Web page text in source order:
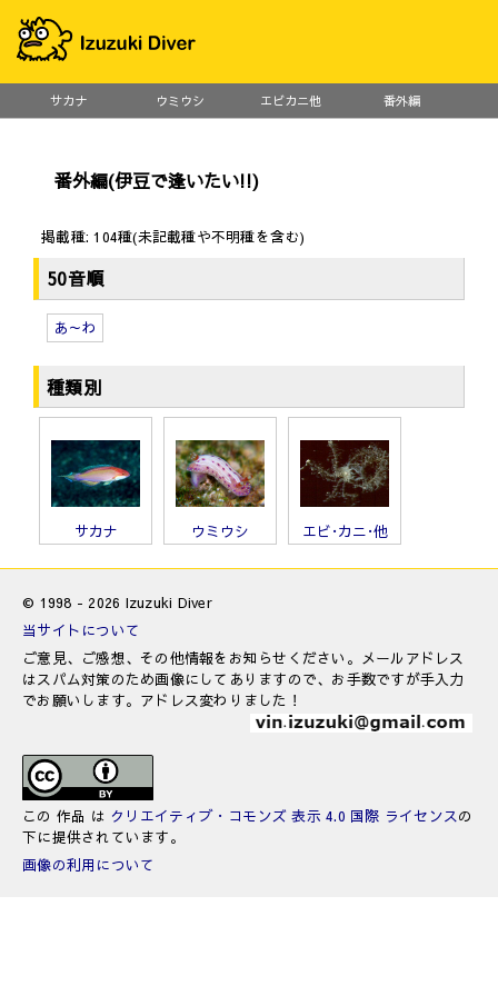
サカナ ウミウシ エビカニ他 番外編
番外編(伊豆で逢いたい!!)
掲載種: 104種(未記載種や不明種を含む)
50音順
あ～わ
種類別
サカナ ウミウシ エビ･カニ･他
© 1998 - 2026 Izuzuki Diver
当サイトについて
ご意見、ご感想、その他情報をお知らせください。メールアドレス
はスパム対策のため画像にしてありますので、お手数ですが手入力
でお願いします。アドレス変わりました！
この 作品 は クリエイティブ・コモンズ 表示 4.0 国際 ライセンスの
下に提供されています。
画像の利用について